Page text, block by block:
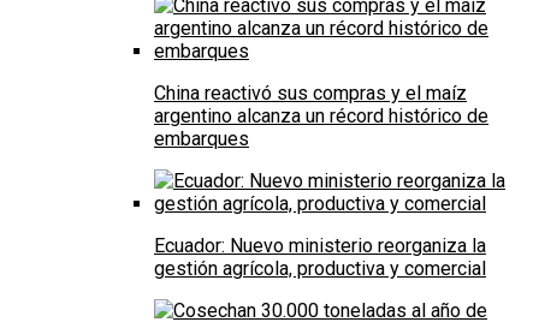
China reactivó sus compras y el maíz
argentino alcanza un récord histórico de
embarques
Ecuador: Nuevo ministerio reorganiza la
gestión agrícola, productiva y comercial